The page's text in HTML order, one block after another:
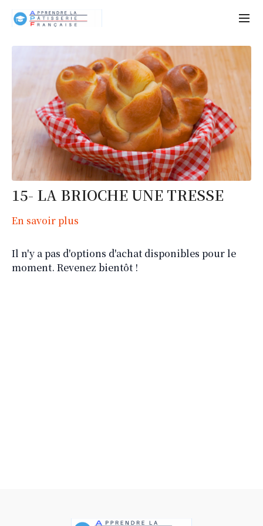
15- LA BRIOCHE UNE TRESSE
En savoir plus
Il n'y a pas d'options d'achat disponibles pour le
moment. Revenez bientôt !